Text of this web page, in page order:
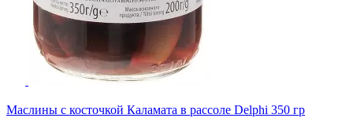
Маслины с косточкой Каламата в рассоле Delphi 350 гр